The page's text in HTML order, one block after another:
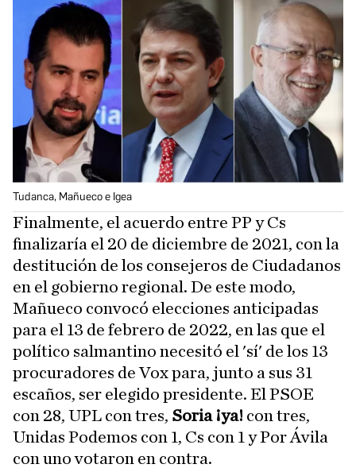
Tudanca, Mañueco e Igea
Finalmente, el acuerdo entre PP y Cs
finalizaría el 20 de diciembre de 2021, con la
destitución de los consejeros de Ciudadanos
en el gobierno regional. De este modo,
Mañueco convocó elecciones anticipadas
para el 13 de febrero de 2022, en las que el
político salmantino necesitó el 'sí' de los 13
procuradores de Vox para, junto a sus 31
escaños, ser elegido presidente. El PSOE
con 28, UPL con tres, Soria ¡ya! con tres,
Unidas Podemos con 1, Cs con 1 y Por Ávila
con uno votaron en contra.